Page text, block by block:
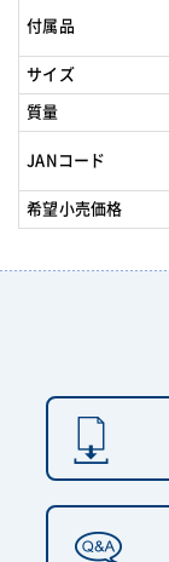
付属品
サイズ
質量
JANコード
希望小売価格